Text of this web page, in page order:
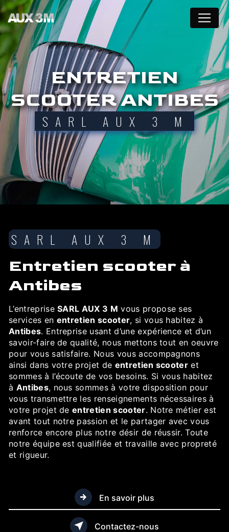
ENTRETIEN
SCOOTER ANTIBES
SARL AUX 3 M
SARL AUX 3 M
entretien scooter à
Antibes
L’entrepriseSARL AUX 3 M vous propose ses
services en entretien scooter, si vous habitez à
Antibes. Entreprise usant d’une expérience et d’un
savoir-faire de qualité, nous mettons tout en oeuvre
pour vous satisfaire. Nous vous accompagnons
ainsi dans votre projet de entretien scooter et
sommes à l’écoute de vos besoins. Si vous habitez
à Antibes, nous sommes à votre disposition pour
vous transmettre les renseignements nécessaires à
votre projet deentretien scooter. Notre métier est
avant tout notre passion et le partager avec vous
renforce encore plus notre désir de réussir. Toute
notre équipe est qualifiée et travaille avec propreté
et rigueur.
En savoir plus
Contactez-nous
Panneau de gestion des cookies